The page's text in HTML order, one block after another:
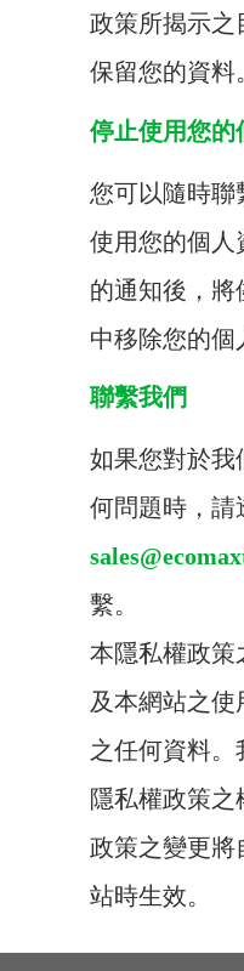
政策所揭示之
保留您的資料
停止使用您的
您可以隨時聯
使用您的個人
的通知後，將
中移除您的個
聯繫我們
如果您對於我
何問題時，請
繫。
本隱私權政策
及本網站之
之任何資料
隱私權政策
政策之變更將
站時生效。